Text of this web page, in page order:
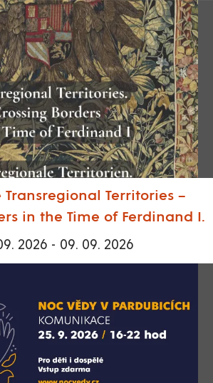
Transregional Territories –
in the Time of Ferdinand I.
2026 - 09. 09. 2026